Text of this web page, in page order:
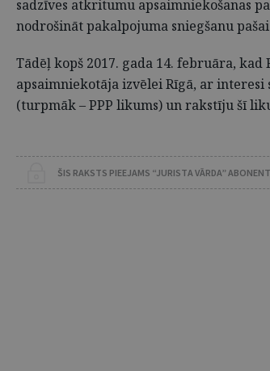
sadzīves atkritumu apsaimniekošanas
nodrošināt pakalpojuma sniegšanu
Tādēļ kopš 2017. gada 14. februāra,
apsaimniekotāja izvēlei Rīgā, ar
(turpmāk – PPP likums) un rakstīju šī
ŠIS RAKSTS PIEEJAMS “JURISTA VĀRDA”